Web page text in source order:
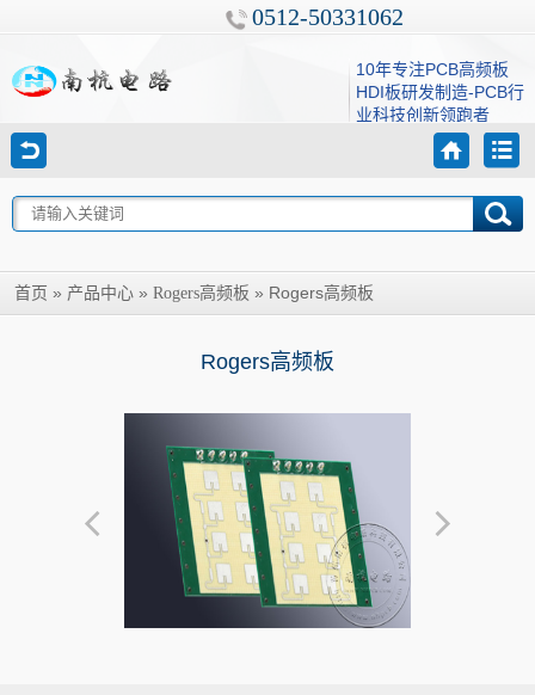
0512-50331062
10年专注PCB高频板
HDI板研发制造-PCB行
业科技创新领跑者
首页 » 产品中心 » Rogers高频板 » Rogers高频板
Rogers高频板